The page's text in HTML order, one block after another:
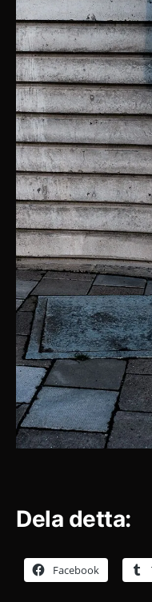
Dela detta:
Facebook